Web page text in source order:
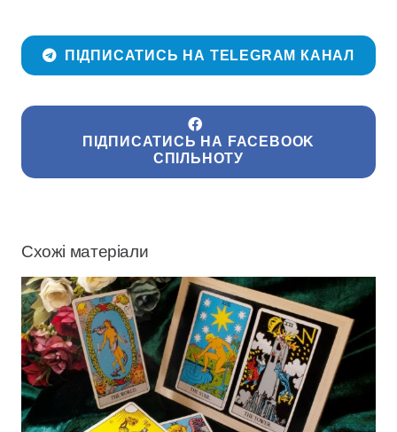
ПІДПИСАТИСЬ НА TELEGRAM КАНАЛ
ПІДПИСАТИСЬ НА FACEBOOK
СПІЛЬНОТУ
Схожі матеріали